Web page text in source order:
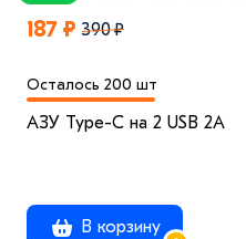
187 ₽ 390 ₽
Осталось 200 шт
АЗУ Type-C на 2 USB 2A
В корзину